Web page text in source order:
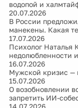
водопой и
20.07.2026
В России
манекены. Какая
17.07.2026
Психолог Наталья
недолюбленности
16.07.2026
Мужской кризис —
15.07.2026
О возобновлении
запретить ИИ-